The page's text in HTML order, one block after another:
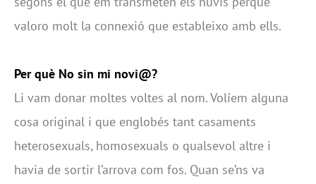
valoro molt la connexió que estableixo amb ells.
Per què No sin mi novi@?
Li vam donar moltes voltes al nom. Volíem alguna
cosa original i que englobés tant casaments
heterosexuals, homosexuals o qualsevol altre i
havia de sortir l’arrova com fos. Quan se’ns va